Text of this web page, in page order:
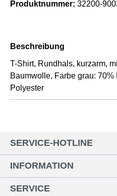
Produktnummer: 32200-
Beschreibung
T-Shirt, Rundhals, kurzarm,
Baumwolle, Farbe grau:
Polyester
SERVICE-HOTLINE
INFORMATION
SERVICE